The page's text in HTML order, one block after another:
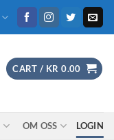
CART / KR 0.00
OM OSS LOGIN